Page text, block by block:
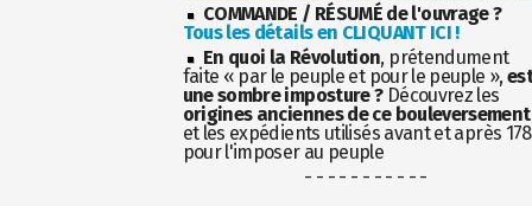
COMMANDE / RÉSUMÉ de l'ouvrage ?
Tous les détails en CLIQUANT ICI !
En quoi la Révolution, prétendument
faite « par le peuple et pour le peuple »,
une sombre imposture ?Découvrez les
origines anciennes de ce bouleversement
et les expédients utilisés avant et après
pour l'imposer au peuple
- - - - - - - - - - -